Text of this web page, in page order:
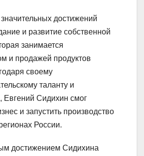
достижений
и развитие собственной
занимается
и продажей продуктов
своему
таланту и
Евгений Сидихин смог
и запустить производство
России.
достижением Сидихина